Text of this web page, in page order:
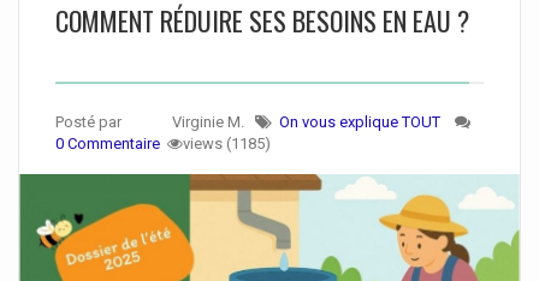
COMMENT RÉDUIRE SES BESOINS EN EAU ?
Posté par Virginie M.
On vous explique TOUT
0 Commentaire
views (1185)